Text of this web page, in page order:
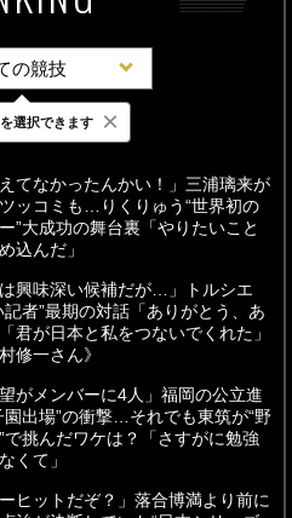
の競技
時間 週間
えてなかったんかい！」三浦璃来が
ッコミも…りくりゅう“世界初の
”大成功の舞台裏「やりたいこと
込んだ」
は興味深い候補だが…」トルシエ
記者”最期の対話「ありがとう、あ
君が日本と私をつないでくれた」
修一さん》
望がメンバーに4人」福岡の公立進
園出場”の衝撃…それでも東筑が“野
で挑んだワケは？「さすがに勉強
くて」
ーヒットだぞ？」落合博満より前に
選択できます ×